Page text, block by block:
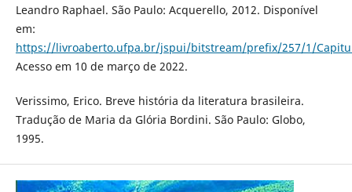
Leandro Raphael. São Paulo: Acquerello, 2012. Disponível
em:
https://livroaberto.ufpa.br/jspui/bitstream/prefix/257/1/
Acesso em 10 de março de 2022.
Verissimo, Erico. Breve história da literatura brasileira.
Tradução de Maria da Glória Bordini. São Paulo: Globo,
1995.